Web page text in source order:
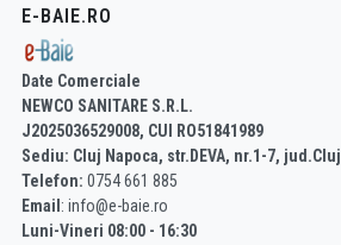
E-BAIE.RO
Date Comerciale
NEWCO SANITARE S.R.L.
J2025036529008, CUI RO51841989
Sediu: Cluj Napoca, str.DEVA, nr.1-7, jud.Cluj
Telefon: 0754 661 885
Email : info@e-baie.ro
Luni-Vineri 08:00 - 16:30